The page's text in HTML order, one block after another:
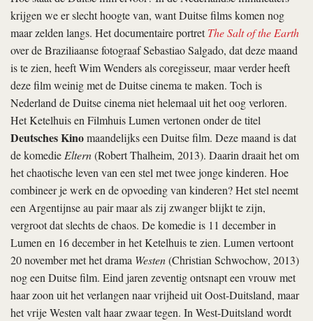
krijgen we er slecht hoogte van, want Duitse films komen nog
maar zelden langs. Het documentaire portretThe Salt of the Earth
over de Braziliaanse fotograaf Sebastiao Salgado, dat deze maand
is te zien, heeft Wim Wenders als coregisseur, maar verder heeft
deze film weinig met de Duitse cinema te maken. Toch is
Nederland de Duitse cinema niet helemaal uit het oog verloren.
Het Ketelhuis en Filmhuis Lumen vertonen onder de titel
Deutsches Kinomaandelijks een Duitse film. Deze maand is dat
de komedieEltern(Robert Thalheim, 2013). Daarin draait het om
het chaotische leven van een stel met twee jonge kinderen. Hoe
combineer je werk en de opvoeding van kinderen? Het stel neemt
een Argentijnse au pair maar als zij zwanger blijkt te zijn,
vergroot dat slechts de chaos. De komedie is 11 december in
Lumen en 16 december in het Ketelhuis te zien. Lumen vertoont
20 november met het drama Westen(Christian Schwochow, 2013)
nog een Duitse film. Eind jaren zeventig ontsnapt een vrouw met
haar zoon uit het verlangen naar vrijheid uit Oost-Duitsland, maar
het vrije Westen valt haar zwaar tegen. In West-Duitsland wordt